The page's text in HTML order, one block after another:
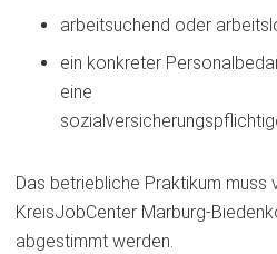
arbeitsuchend oder
ein konkreter
eine
Das betriebliche Praktikum muss
KreisJobCenter Marburg-
abgestimmt werden.